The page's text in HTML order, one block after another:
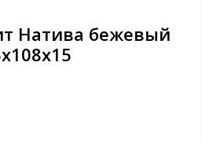
Натива бежевый